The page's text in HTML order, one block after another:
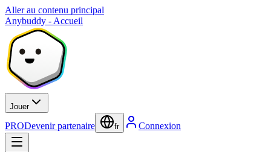
Aller au contenu principal
Anybuddy - Accueil
Jouer
PRODevenir partenaire fr Connexion